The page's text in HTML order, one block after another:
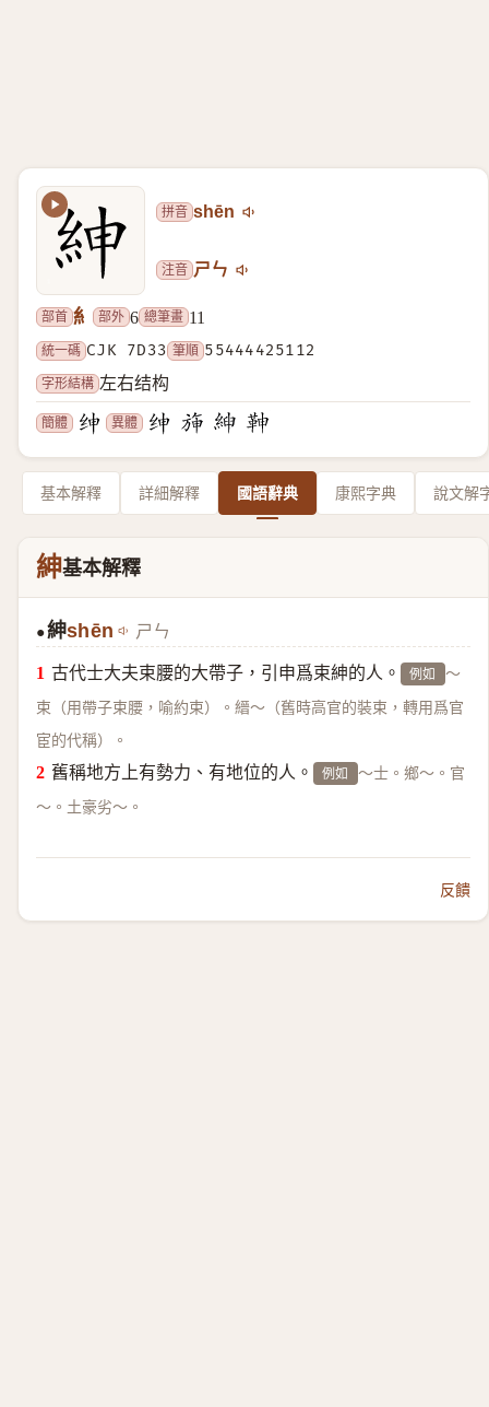
拼音 shēn
注音 ㄕㄣ
部首 糹 部外 6 總筆畫 11
統一碼 CJK 7D33 筆順 55444425112
字形結構 左右结构
簡體 異體
基本解釋 詳細解釋 國語辭典 康熙字典 說文解
紳基本解釋
●紳shēn ㄕㄣ
古代士大夫束腰的大帶子，引申爲束紳的人。 例如 ～
束（用帶子束腰，喻約束）。縉～（舊時高官的裝束，轉用爲官
宦的代稱）。
舊稱地方上有勢力、有地位的人。 例如 ～士。鄉～。官
～。土豪劣～。
反饋